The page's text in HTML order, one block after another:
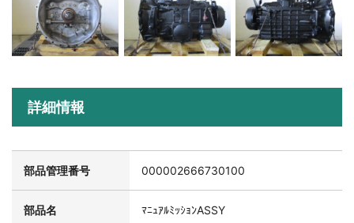
詳細情報
部品管理番号 000002666730100
部品名 ﾏﾆｭｱﾙﾐｯｼｮﾝASSY